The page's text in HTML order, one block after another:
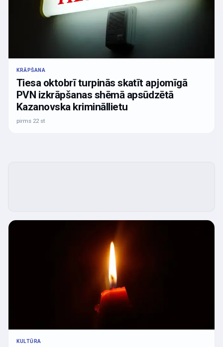
KRĀPŠANA
Tiesa oktobrī turpinās skatīt apjomīgā
PVN izkrāpšanas shēmā apsūdzētā
Kazanovska krimināllietu
pirms 22 st
KULTŪRA